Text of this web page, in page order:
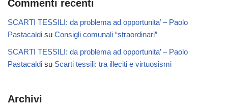
Commenti recenti
SCARTI TESSILI: da problema ad opportunita’ – Paolo
Pastacaldi su Consigli comunali “straordinari”
SCARTI TESSILI: da problema ad opportunita’ – Paolo
Pastacaldi su Scarti tessili: tra illeciti e virtuosismi
Archivi